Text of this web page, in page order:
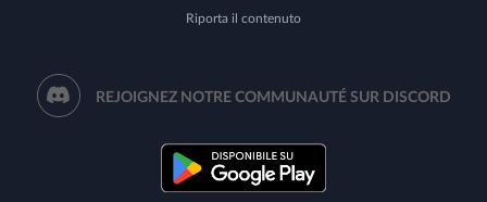
Riporta il contenuto
REJOIGNEZ NOTRE COMMUNAUTÉ SUR DISCORD